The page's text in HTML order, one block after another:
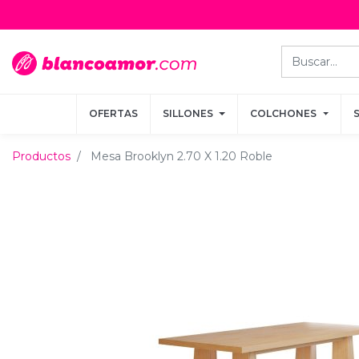
OFERTAS SILLONES COLCHONES
OFERTAS SILLONES COLCHONES
Productos Mesa Brooklyn 2.70 X 1.20 Roble